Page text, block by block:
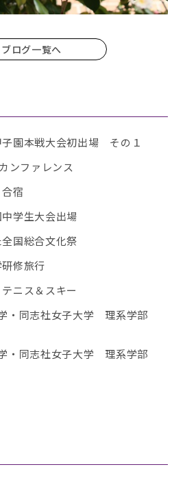
ブログ一覧へ
園本戦大会初出場 その１
ンファレンス
宿
学生大会出場
国総合文化祭
修旅行
ニス＆スキー
・同志社女子大学 理系学部
・同志社女子大学 理系学部